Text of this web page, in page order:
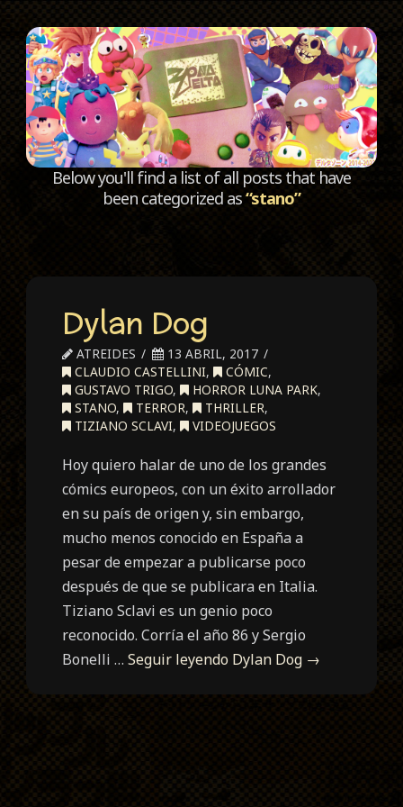
Below you'll find a list of all posts that have
been categorized as“stano”
Dylan Dog
ATREIDES
13 ABRIL, 2017
CLAUDIO CASTELLINI, CÓMIC,
GUSTAVO TRIGO, HORROR LUNA PARK,
STANO, TERROR, THRILLER,
TIZIANO SCLAVI, VIDEOJUEGOS
Hoy quiero halar de uno de los grandes
cómics europeos, con un éxito arrollador
en su país de origen y, sin embargo,
mucho menos conocido en España a
pesar de empezar a publicarse poco
después de que se publicara en Italia.
Tiziano Sclavi es un genio poco
reconocido. Corría el año 86 y Sergio
Bonelli …Seguir leyendo Dylan Dog →